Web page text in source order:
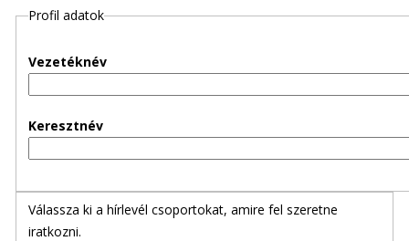
eProfil adatok
Vezetéknév
Keresztnév
Válassza ki a hírlevél csoportokat, amire fel szeretne
iratkozni.